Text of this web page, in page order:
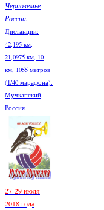
Черноземье
России.
Дистанции:
42,195 км,
21,0975 км, 10
км, 1055 метров
(1/40 марафона).
Мучкапский,
Россия
27-29 июля
2018 года